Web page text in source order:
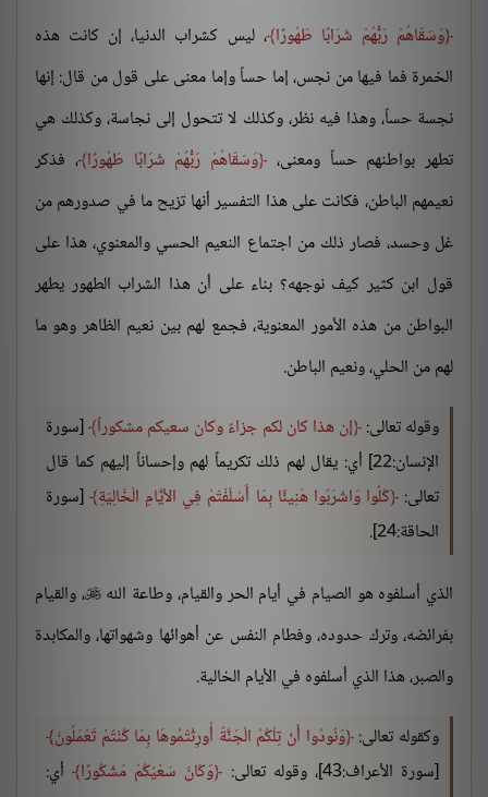
وَسَقَاهُمْ رَبُّهُمْ شَرَابًا طَهُورًا ، ليس كشراب الدنيا، إن كانت هذه
الخمرة فما فيها من نجس، إما حساً وإما معنى على قول من قال: إنها
نجسة حساً، وهذا فيه نظر، وكذلك لا تتحول إلى نجاسة، وكذلك هي
تطهر بواطنهم حساً ومعنى،
وَسَقَاهُمْ رَبُّهُمْ شَرَابًا طَهُورًا ، فذكر
نعيمهم الباطن، فكانت على هذا التفسير أنها تزيح ما في صدورهم من
غل وحسد، فصار ذلك من اجتماع النعيم الحسي والمعنوي، هذا على
قول ابن كثير كيف نوجهه؟ بناء على أن هذا الشراب الطهور يطهر
البواطن من هذه الأمور المعنوية، فجمع لهم بين نعيم الظاهر وهو ما
لهم من الحلي، ونعيم الباطن.
وقوله تعالى: إن هذا كان لكم جزاءً وكان سعيكم مشكوراً [سورة
الإنسان:22] أي: يقال لهم ذلك تكريماً لهم وإحساناً إليهم كما قال
تعالى: كُلُوا وَاشْرَبُوا هَنِيئًا بِمَا أَسْلَفْتُمْ فِي الأيَّامِ الْخَالِيَةِ [سورة
الحاقة:24].
الذي أسلفوه هو الصيام في أيام الحر والقيام، وطاعة الله، والقيام
بفرائضه، وترك حدوده، وفطام النفس عن أهوائها وشهواتها، والمكابدة
والصبر، هذا الذي أسلفوه في الأيام الخالية.
وكقوله تعالى: وَنُودُوا أَنْ تِلْكُمُ الْجَنَّةُ أُورِثْتُمُوهَا بِمَا كُنْتُمْ تَعْمَلُونَ
[سورة الأعراف:43]، وقوله تعالى:
وَكَانَ سَعْيُكُمْ مَشْكُورًا أي: